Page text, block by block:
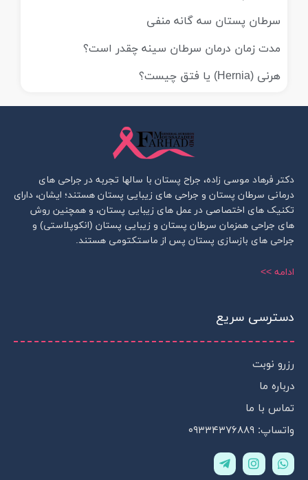
سرطان پستان سه گانه منفی
مدت زمان درمان سرطان سینه چقدر است؟
هرنی (Hernia) یا فتق چیست؟
دکتر فرهاد موسی زاده، جراح پستان با سالها تجربه در جراحی های
درمانی سرطان پستان و جراحی های زیبایی پستان هستند؛ ایشان، دارای
تکنیک های اختصاصی در عمل های زیبایی پستان، و همچنین روش
های جراحی همزمان سرطان پستان و زیبایی پستان (انکوپلاستی) و
جراحی های بازسازی پستان پس از ماستکتومی هستند.
ادامه >>
دسترسی سریع
رزرو نوبت
درباره ما
تماس با ما
واتساپ: ۰۹۳۳۴۳۷۶۸۸۹
W
h
I
n
T
e